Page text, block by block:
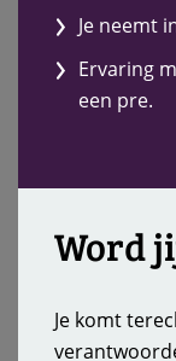
Je neemt
Ervaring
een pre.
Word
Je komt